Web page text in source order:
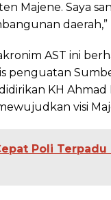
Majene. Saya
AST ini
penguatan
KH
visi
Poli Terpadu